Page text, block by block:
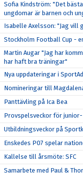
Sofia Kindström: "Det
ungdomar är barnen och
Isabelle Axelsson: "Jag vill
Stockholm Football Cup -
Martin Augar "Jag har
har haft bra träningar"
Nya uppdateringar i
Nomineringar till
Panttävling på Ica Bea
Provspelsveckor för
Utbildningsveckor på
Enskedes P07 spelar
Kallelse till årsmöte: SFC
Samarbete med Paul &